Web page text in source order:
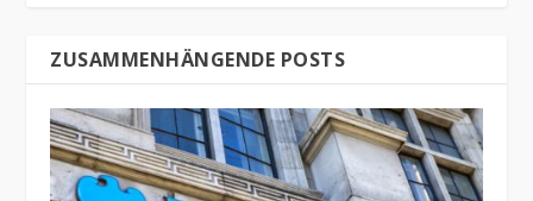
ZUSAMMENHÄNGENDE POSTS